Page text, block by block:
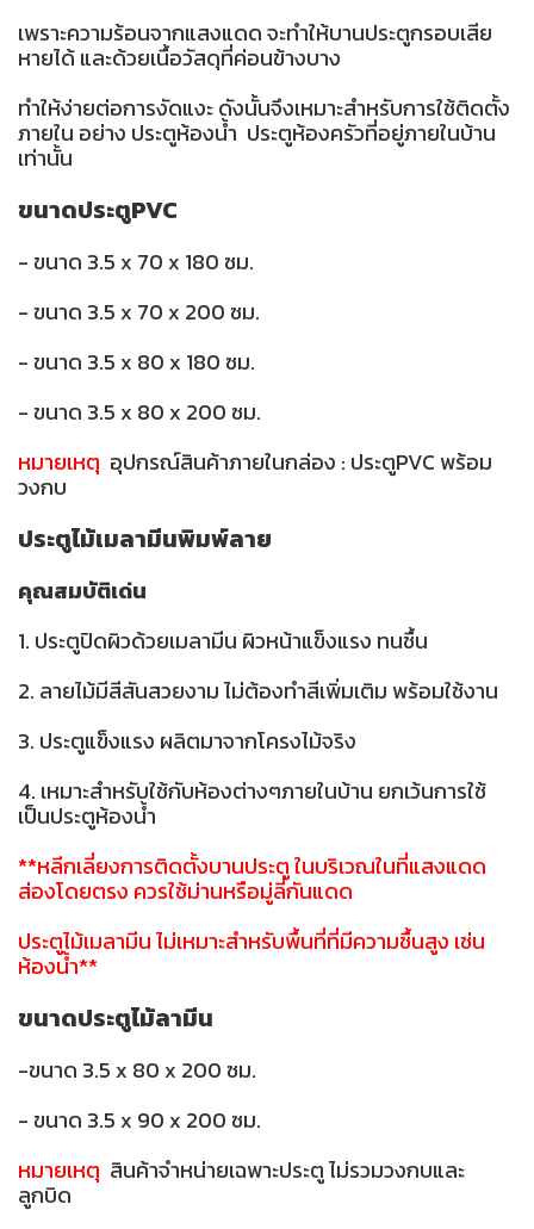
เพราะความร้อนจากแสงแดด จะทำให้บานประตูกรอบเสีย
หายได้ และด้วยเนื้อวัสดุที่ค่อนข้างบาง
ทำให้ง่ายต่อการงัดแงะ ดังนั้นจึงเหมาะสำหรับการใช้ติดตั้ง
ภายใน อย่าง ประตูห้องน้ำ ประตูห้องครัวที่อยู่ภายในบ้าน
เท่านั้น
ขนาดประตูPVC
- ขนาด 3.5 x 70 x 180 ซม.
- ขนาด 3.5 x 70 x 200 ซม.
- ขนาด 3.5 x 80 x 180 ซม.
- ขนาด 3.5 x 80 x 200 ซม.
หมายเหตุ อุปกรณ์สินค้าภายในกล่อง : ประตูPVC พร้อม
วงกบ
ประตูไม้เมลามีนพิมพ์ลาย
คุณสมบัติเด่น
1. ประตูปิดผิวด้วยเมลามีน ผิวหน้าแข็งแรง ทนชื้น
2. ลายไม้มีสีสันสวยงาม ไม่ต้องทำสีเพิ่มเติม พร้อมใช้งาน
3. ประตูแข็งแรง ผลิตมาจากโครงไม้จริง
4. เหมาะสำหรับใช้กับห้องต่างๆภายในบ้าน ยกเว้นการใช้
เป็นประตูห้องน้ำ
**หลีกเลี่ยงการติดตั้งบานประตู ในบริเวณในที่แสงแดด
ส่องโดยตรง ควรใช้ม่านหรือมู่ลี่กันแดด
ประตูไม้เมลามีน ไม่เหมาะสำหรับพื้นที่ที่มีความชื้นสูง เช่น
ห้องน้ำ**
ขนาดประตูไม้ลามีน
-ขนาด 3.5 x 80 x 200 ซม.
- ขนาด 3.5 x 90 x 200 ซม.
หมายเหตุ สินค้าจำหน่ายเฉพาะประตู ไม่รวมวงกบและ
ลูกบิด